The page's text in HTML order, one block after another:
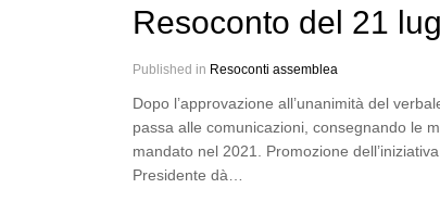
Resoconto del 21
Published in Resoconti assemblea
Dopo l’approvazione all’unanimità del
passa alle comunicazioni, consegnando le
mandato nel 2021. Promozione
Presidente dà…